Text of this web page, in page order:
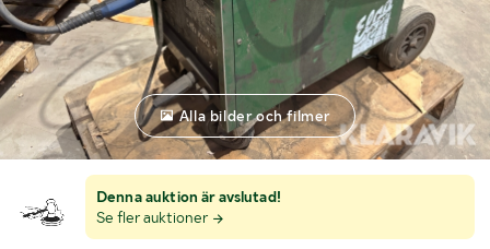
Denna auktion är avslutad!
Se fler auktioner
Alla bilder och filmer